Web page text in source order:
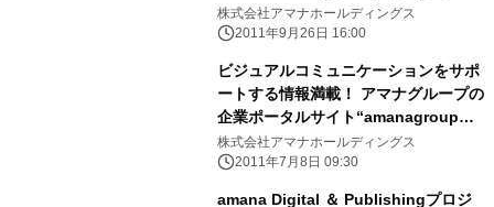
ーアルオープン
株式会社アマナホールディングス
2011年9月26日 16:00
ビジュアルコミュニケーションをサポ
ートする情報満載！ アマナグループの
企業ポータルサイト“amanagroup
INDEX”新設
株式会社アマナホールディングス
2011年7月8日 09:30
amana Digital ＆ Publishingプロジ